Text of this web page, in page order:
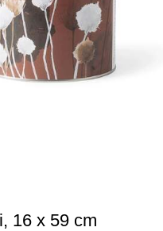
16 x 59 cm